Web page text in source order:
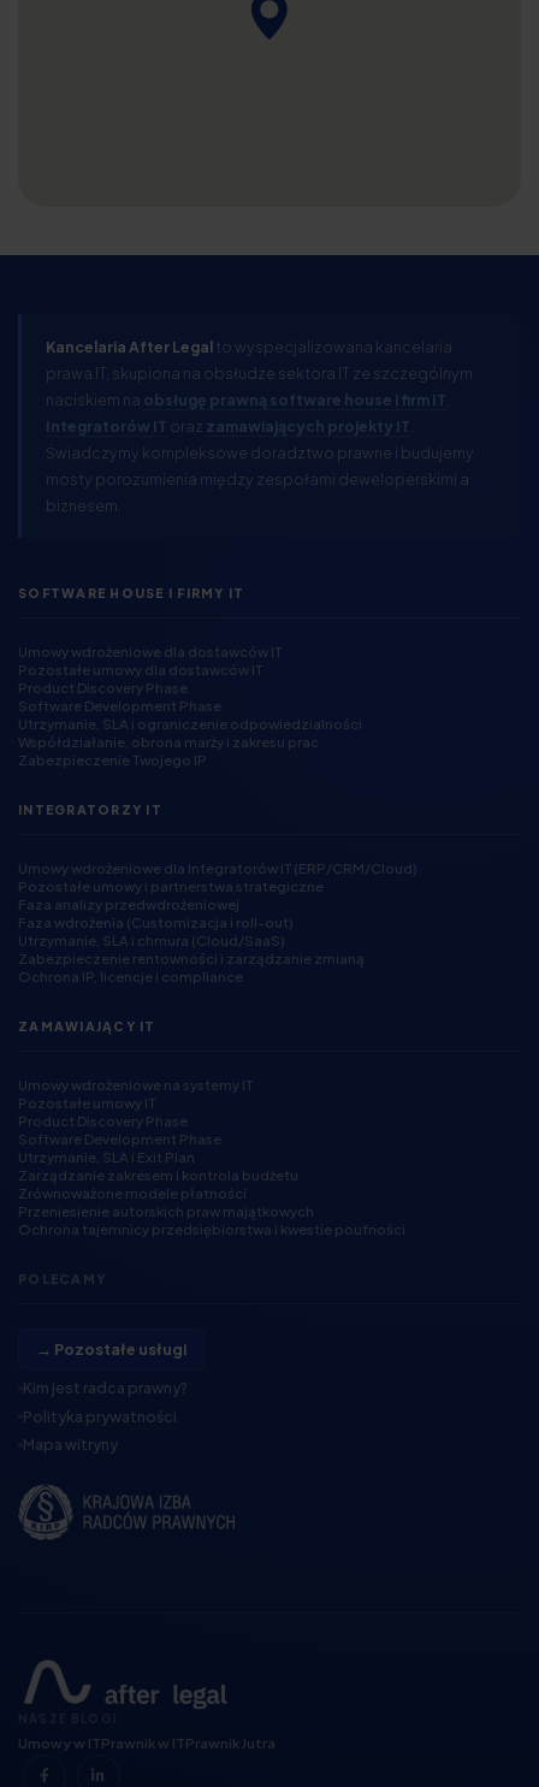
Kancelaria After Legalto wyspecjalizowana kancelaria
prawa IT, skupiona na obsłudze sektora IT ze szczególnym
naciskiem na obsługę prawną software house i firm IT
Integratorów IT oraz zamawiających projekty IT
Świadczymy kompleksowe doradztwo prawne i budujemy
mosty porozumienia między zespołami deweloperskimi a
biznesem.
SOFTWARE HOUSE I FIRMY IT
Umowy wdrożeniowe dla dostawców IT
Pozostałe umowy dla dostawców IT
Product Discovery Phase
Software Development Phase
Utrzymanie, SLA i ograniczenie odpowiedzialności
Współdziałanie, obrona marży i zakresu prac
Zabezpieczenie Twojego IP
INTEGRATORZY IT
Umowy wdrożeniowe dla Integratorów IT (ERP/CRM/Cloud)
Pozostałe umowy i partnerstwa strategiczne
Faza analizy przedwdrożeniowej
Faza wdrożenia (Customizacja i roll-out)
Utrzymanie, SLA i chmura (Cloud/SaaS)
Zabezpieczenie rentowności i zarządzanie zmianą
Ochrona IP, licencje i compliance
ZAMAWIAJĄCY IT
Umowy wdrożeniowe na systemy IT
Pozostałe umowy IT
Product Discovery Phase
Software Development Phase
Utrzymanie, SLA i Exit Plan
Zarządzanie zakresem i kontrola budżetu
Zrównoważone modele płatności
Przeniesienie autorskich praw majątkowych
Ochrona tajemnicy przedsiębiorstwa i kwestie poufności
POLECAMY
→ Pozostałe usługi
Kim jest radca prawny?
Polityka prywatności
Mapa witryny
Umowy w ITPrawnik w ITPrawnik Jutra